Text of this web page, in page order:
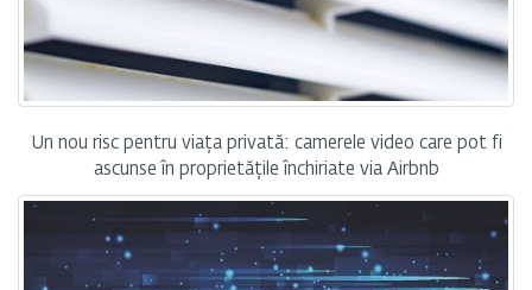
Un nou risc pentru viața privată: camerele video care pot fi
ascunse în proprietățile închiriate via Airbnb